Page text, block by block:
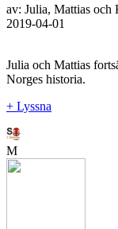
av: Julia, Mattias och
2019-04-01
Julia och Mattias
Norges historia.
+ Lyssna
M